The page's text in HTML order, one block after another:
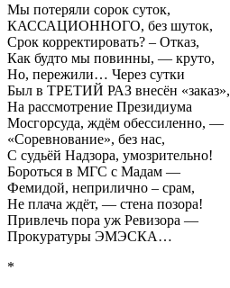
Мы потеряли сорок суток,
КАССАЦИОННОГО, без шуток,
Срок корректировать? – Отказ,
Как будто мы повинны, — круто,
Но, пережили… Через сутки
Был в ТРЕТИЙ РАЗ внесён «заказ»,
На рассмотрение Президиума
Мосгорсуда, ждём обессиленно, —
«Соревнование», без нас,
С судьёй Надзора, умозрительно!
Бороться в МГС с Мадам —
Фемидой, неприлично – срам,
Не плача ждёт, — стена позора!
Привлечь пора уж Ревизора —
Прокуратуры ЭМЭСКА…
*